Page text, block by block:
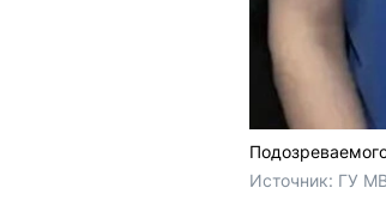
Источник: ГУ